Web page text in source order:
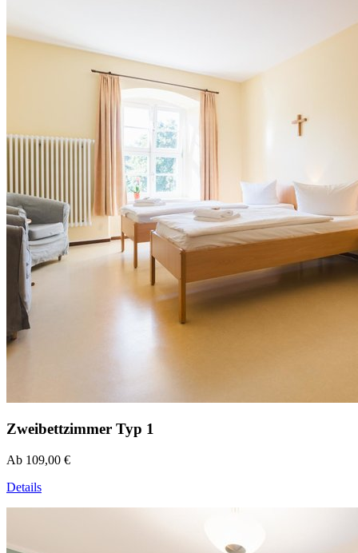
Zweibettzimmer Typ 1
Ab 109,00 €
Details